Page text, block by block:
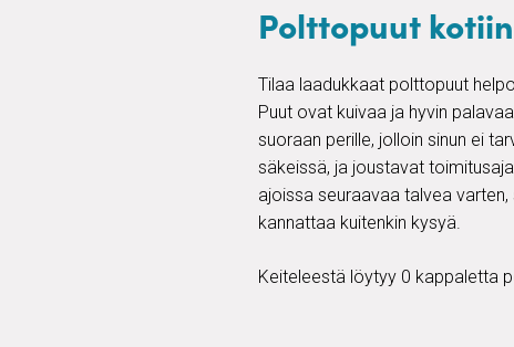
Polttopuut
Tilaa laadukkaat polttopuut
Puut ovat kuivaa ja hyvin
suoraan perille, jolloin sinun ei
säkeissä, ja joustavat
ajoissa seuraavaa talvea
kannattaa kuitenkin kysyä.
Keiteleestä löytyy 0 kappaletta